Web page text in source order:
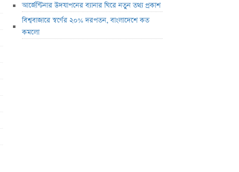
আর্জেন্টিনার উদযাপনের ব্যানার ঘিরে নতুন তথ্য প্রকাশ
বিশ্ববাজারে স্বর্ণের ২০% দরপতন, বাংলাদেশে কত
কমলো